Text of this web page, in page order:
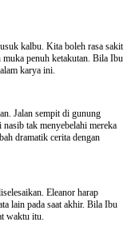
kalbu. Kita boleh rasa sakit
muka penuh ketakutan. Bila Ibu
karya ini.
Jalan sempit di gunung
tak menyebelahi mereka
dramatik cerita dengan
Eleanor harap
lain pada saat akhir. Bila Ibu
waktu itu.